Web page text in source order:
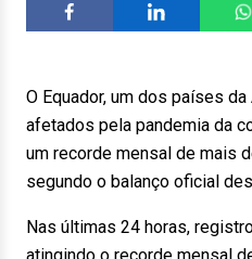
O Equador, um dos países
afetados pela pandemia da
um recorde mensal de mais
segundo o balanço oficial
Nas últimas 24 horas,